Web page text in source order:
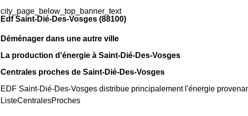
city_page_below_top_banner_text
Edf Saint-Dié-Des-Vosges (88100)
Déménager dans une autre ville
La production d'énergie à Saint-Dié-Des-Vosges
Centrales proches de Saint-Dié-Des-Vosges
EDF Saint-Dié-Des-Vosges distribue principalement l'énergie
ListeCentralesProches